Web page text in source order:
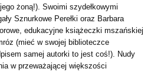
żoną!). Swoimi szydełkowymi
Sznurkowe Perełki oraz Barbara
edukacyjne książeczki mszańskiej
(mieć w swojej biblioteczce
samej autorki to jest coś!). Nudy
w przeważającej większości